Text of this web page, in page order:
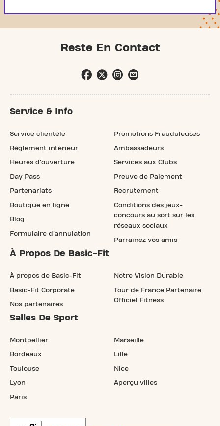
Reste En Contact
Service & Info
Service clientèle
Règlement intérieur
Heures d'ouverture
Day Pass
Partenariats
Boutique en ligne
Blog
Formulaire d'annulation
Promotions Frauduleuses
Ambassadeurs
Services aux Clubs
Preuve de Paiement
Recrutement
Conditions des jeux-
concours au sort sur les
réseaux sociaux
Parrainez vos amis
À Propos De Basic-Fit
À propos de Basic-Fit
Basic-Fit Corporate
Nos partenaires
Notre Vision Durable
Tour de France Partenaire
Officiel Fitness
Salles De Sport
Montpellier
Bordeaux
Toulouse
Lyon
Paris
Marseille
Lille
Nice
Aperçu villes